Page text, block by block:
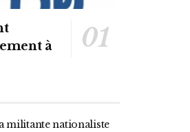
à
militante nationaliste